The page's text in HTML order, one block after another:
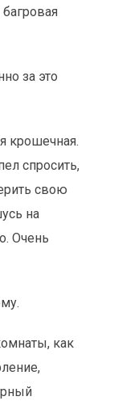
за это
крошечная.
спросить,
свою
на
Очень
как